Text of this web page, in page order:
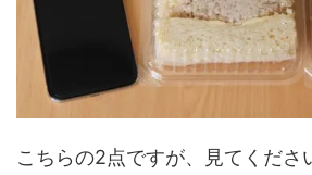
こちらの2点ですが、見てくださ